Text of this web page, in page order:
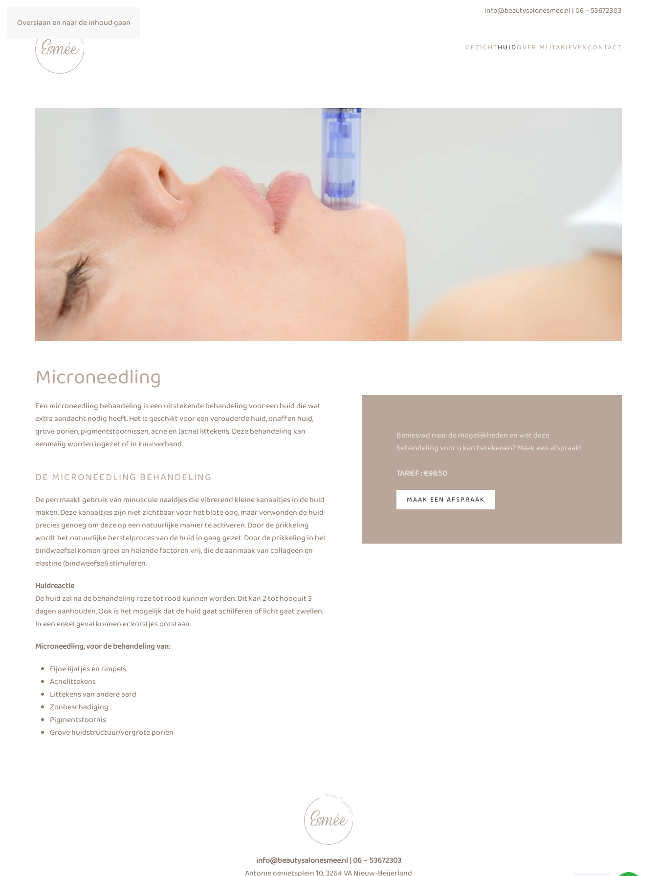
Overslaan en naar de inhoud gaan
info@beautysalonesmee.nl | 06 – 53672303
GEZICHTHUIDOVER MIJTARIEVENCONTACT
Microneedling
Een microneedling behandeling is een uitstekende behandeling voor een huid die wat
extra aandacht nodig heeft. Het is geschikt voor een verouderde huid, oneffen huid,
grove poriën, pigmentstoornissen, acne en (acne) littekens. Deze behandeling kan
eenmalig worden ingezet of in kuurverband.
DE MICRONEEDLING BEHANDELING
De pen maakt gebruik van minuscule naaldjes die vibrerend kleine kanaaltjes in de huid
maken. Deze kanaaltjes zijn niet zichtbaar voor het blote oog, maar verwonden de huid
precies genoeg om deze op een natuurlijke manier te activeren. Door de prikkeling
wordt het natuurlijke herstelproces van de huid in gang gezet. Door de prikkeling in het
bindweefsel komen groei en helende factoren vrij, die de aanmaak van collageen en
elastine (bindweefsel) stimuleren.
Huidreactie
De huid zal na de behandeling roze tot rood kunnen worden. Dit kan 2 tot hooguit 3
dagen aanhouden. Ook is het mogelijk dat de huid gaat schilferen of licht gaat zwellen.
In een enkel geval kunnen er korstjes ontstaan.
Microneedling, voor de behandeling van:
Fijne lijntjes en rimpels
Acnelittekens
Littekens van andere aard
Zonbeschadiging
Pigmentstoornis
Grove huidstructuur/vergrote poriën
Benieuwd naar de mogelijkheden en wat deze
behandeling voor u kan betekenen? Maak een afspraak!
TARIEF : €98.50
MAAK EEN AFSPRAAK
info@beautysalonesmee.nl |06 – 53672303
Antonie genietsplein 10, 3264 VA Nieuw-Beijerland